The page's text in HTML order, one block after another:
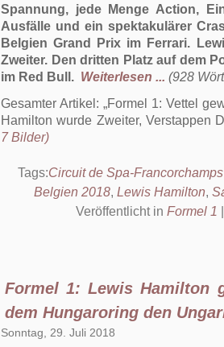
Spannung, jede Menge Action,
Ausfälle und ein spektakulärer
Belgien Grand Prix im Ferrari.
Zweiter. Den dritten Platz auf dem
im Red Bull. Weiterlesen ... (928
Gesamter Artikel:
Formel 1: Vettel
Hamilton wurde Zweiter, Verstappen
7 Bilder)
Tags:Circuit de Spa-Francorchamps
Belgien 2018, Lewis Hamilton,
Veröffentlicht in Formel 1
Formel 1: Lewis Hamilton
dem Hungaroring den
Sonntag, 29. Juli 2018